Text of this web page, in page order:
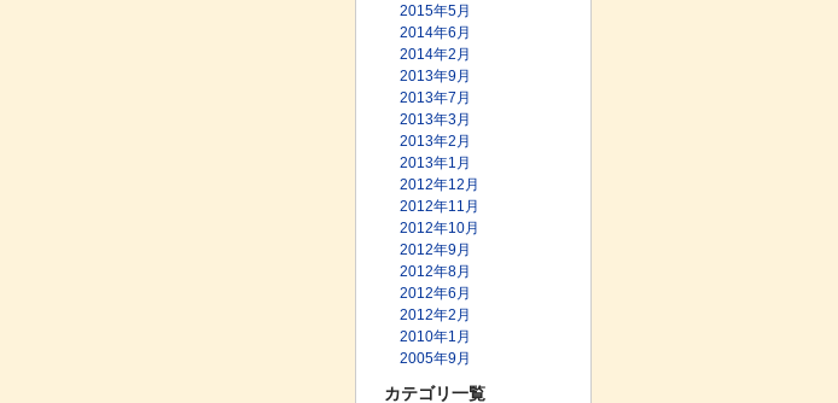
2015年5月
2014年6月
2014年2月
2013年9月
2013年7月
2013年3月
2013年2月
2013年1月
2012年12月
2012年11月
2012年10月
2012年9月
2012年8月
2012年6月
2012年2月
2010年1月
2005年9月
カテゴリ一覧